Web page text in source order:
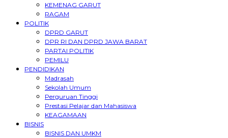
KEMENAG GARUT
RAGAM
POLITIK
DPRD GARUT
DPR RI DAN DPRD JAWA BARAT
PARTAI POLITIK
PEMILU
PENDIDIKAN
Madrasah
Sekolah Umum
Perguruan Tinggi
Prestasi Pelajar dan Mahasiswa
KEAGAMAAN
BISNIS
BISNIS DAN UMKM